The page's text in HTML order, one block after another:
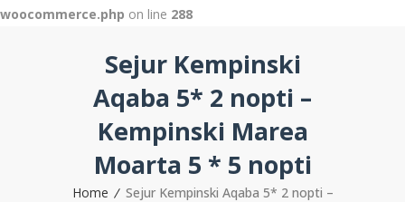
woocommerce.php on line 288
Sejur Kempinski
Aqaba 5* 2 nopti –
Kempinski Marea
Moarta 5 * 5 nopti
Home
Sejur Kempinski Aqaba 5* 2 nopti –